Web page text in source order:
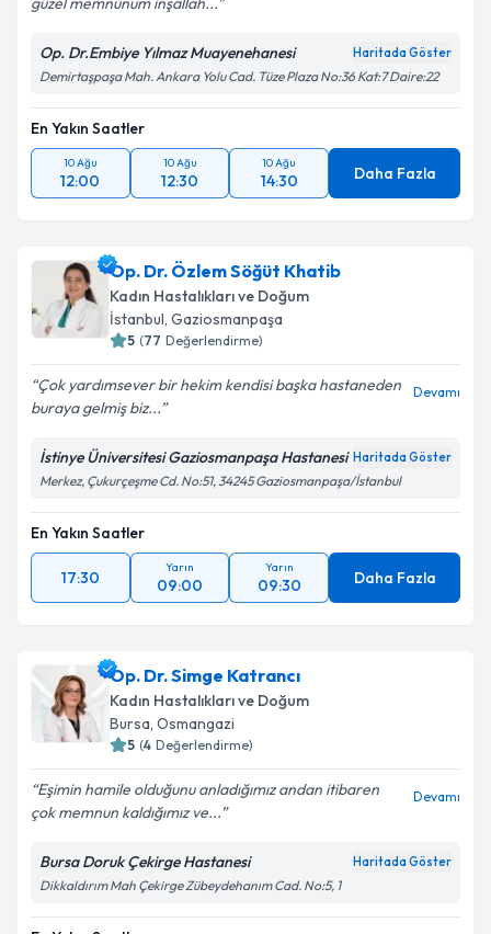
Op. Dr.Embiye Yılmaz Muayenehanesi Haritada Göster
Demirtaşpaşa Mah. Ankara Yolu Cad. Tüze Plaza No:36 Kat:7 Daire:22
En Yakın Saatler
10 Ağu
12:00
10 Ağu
12:30
10 Ağu
14:30 Daha Fazla
Op. Dr. Özlem Söğüt Khatib
Kadın Hastalıkları ve Doğum
İstanbul, Gaziosmanpaşa
5 (77 Değerlendirme)
Çok yardımsever bir hekim kendisi başka hastaneden
buraya gelmiş biz...
Devamı
İstinye Üniversitesi Gaziosmanpaşa Hastanesi Haritada Göster
Merkez, Çukurçeşme Cd. No:51, 34245 Gaziosmanpaşa/İstanbul
En Yakın Saatler
17:30
Yarın
09:00
Yarın
09:30 Daha Fazla
Op. Dr. Simge Katrancı
Kadın Hastalıkları ve Doğum
Bursa, Osmangazi
5 (4 Değerlendirme)
Eşimin hamile olduğunu anladığımız andan itibaren
çok memnun kaldığımız ve...
Devamı
Bursa Doruk Çekirge Hastanesi Haritada Göster
Dikkaldırım Mah Çekirge Zübeydehanım Cad. No:5, 1